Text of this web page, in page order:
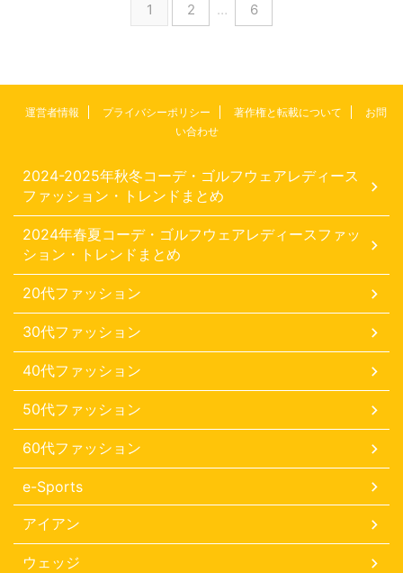
1 2 … 6
運営者情報 プライバシーポリシー 著作権と転載について
お問
い合わせ
2024-2025年秋冬コーデ・ゴルフウェアレディース
ファッション・トレンドまとめ
2024年春夏コーデ・ゴルフウェアレディースファッ
ション・トレンドまとめ
20代ファッション
30代ファッション
40代ファッション
50代ファッション
60代ファッション
e-Sports
アイアン
ウェッジ